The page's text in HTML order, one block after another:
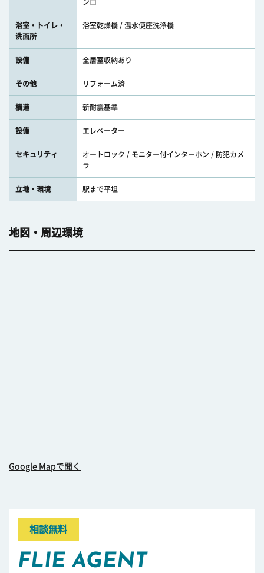
ンロ
浴室・トイレ・
洗面所
浴室乾燥機 / 温水便座洗浄機
設備 全居室収納あり
その他 リフォーム済
構造 新耐震基準
設備 エレベーター
セキュリティ
オートロック / モニター付インターホン / 防犯カメ
ラ
立地・環境 駅まで平坦
地図・周辺環境
Google Mapで開く
相談無料
FLIE AGENT